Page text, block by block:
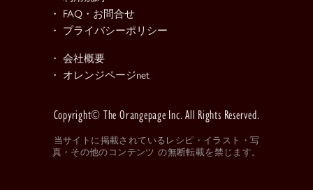
・ FAQ・お問合せ
・ プライバシーポリシー
・ 会社概要
・ オレンジページnet
Copyright© The Orangepage Inc. All Rights Reserved.
当サイトに掲載されているレシピ・イラスト・写
真・その他のコンテンツ の無断転載を禁じます。